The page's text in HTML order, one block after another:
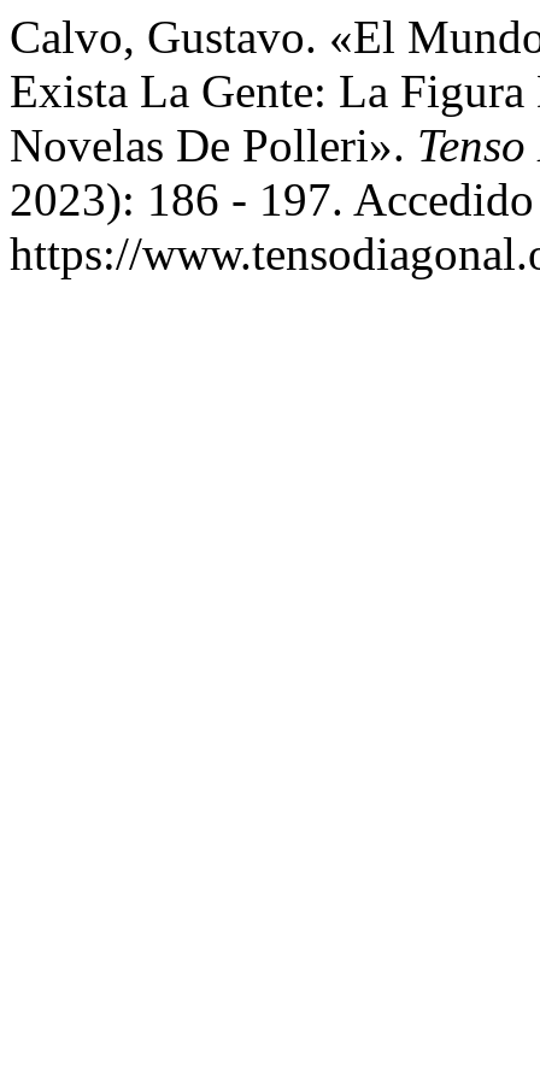
Calvo, Gustavo. «El
Exista La Gente: La
Novelas De Polleri».
2023): 186 - 197.
https://